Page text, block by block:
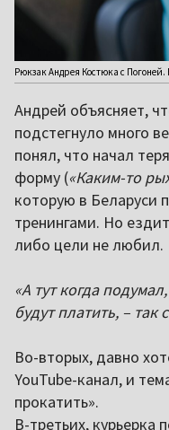
Рюкзак Андрея Костюка с
Андрей объясняет,
подстегнуло много
понял, что начал
форму («Каким-то
которую в Беларуси
тренингами. Но
либо цели не любил.
«А тут когда
будут платить, – так
Во-вторых, давно
YouTube-канал, и
прокатить».
В-третьих, курьерка